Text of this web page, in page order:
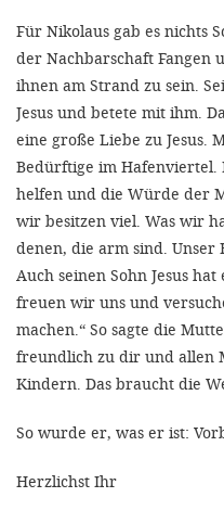
Für Nikolaus gab es nichts
der Nachbarschaft Fangen
ihnen am Strand zu sein.
Jesus und betete mit ihm.
eine große Liebe zu Jesus.
Bedürftige im Hafenviertel.
helfen und die Würde der
wir besitzen viel. Was wir
denen, die arm sind. Unser
Auch seinen Sohn Jesus
freuen wir uns und
machen.“ So sagte die
freundlich zu dir und allen
Kindern. Das braucht die
So wurde er, was er ist:
Herzlichst Ihr